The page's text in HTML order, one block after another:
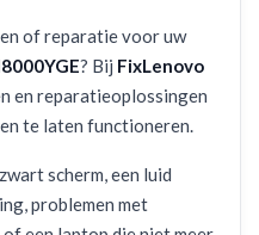
of reparatie voor uw
? Bij FixLenovo
en reparatieoplossingen
te laten functioneren.
scherm, een luid
problemen met